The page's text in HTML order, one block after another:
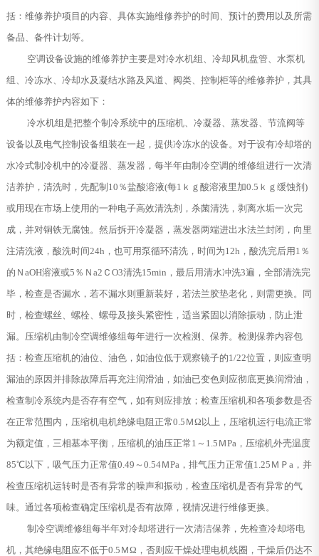
括：维修养护项目的内容、具体实施维修养护的时间、预计的费用以及所需
备品、备件计划等。
空调设备设施的维修养护主要是对冷水机组、冷却风机盘管、水泵机
组、冷冻水、冷却水及凝结水路及风道、阀类、控制柜等的维修养护，其具
体的维修养护内容如下：
冷水机组是把整个制冷系统中的压缩机、冷凝器、蒸发器、节流阀等
设备以及电气控制设备组装在一起，提供冷冻水的设备。对于设有冷却塔的
水冷式制冷机中的冷凝器、蒸发器，每半年由制冷空调的维修组进行一次清
洁养护，清洗时，先配制10％盐酸溶液(每1ｋｇ酸溶液里加0.5ｋｇ缓蚀剂)
或用现在市场上使用的一种电子高效清洗剂，杀菌清洗，剥离水垢一次完
成，并对铜铁无腐蚀。然后拆开冷凝器，蒸发器两端进出水法兰封闭，向里
注清洗液，酸洗时间24h，也可用泵循环清洗，时间为12h，酸洗完后用1％
的ＮaOH溶液或5％Ｎa2ＣO3清洗15min，最后用清水冲洗3遍，全部清洗完
毕，检查是否漏水，若不漏水则重新装好，若法兰胶垫老化，则需更换。同
时，检查螺丝、螺栓、螺母及接头紧密性，适当紧固以消除振动，防止泄
漏。压缩机由制冷空调维修组每年进行一次检测、保养。检测保养内容包
括：检查压缩机的油位、油色，如油位低于观察镜子的1/22位置，则应查明
漏油的原因并排除故障后再充注润滑油，如油已变色则应彻底更换润滑油，
检查制冷系统内是否存有空气，如有则应排放；检查压缩机和各项参数是否
在正常范围内，压缩机电机绝缘电阻正常0.5ＭΩ以上，压缩机运行电流正常
为额定值，三相基本平衡，压缩机的油压正常1～1.5ＭPa，压缩机外壳温度
85℃以下，吸气压力正常值0.49～0.54ＭPa，排气压力正常值1.25ＭＰa，并
检查压缩机运转时是否有异常的噪声和振动，检查压缩机是否有异常的气
味。通过各项检查确定压缩机是否有故障，视情况进行维修更换。
制冷空调维修组每半年对冷却塔进行一次清洁保养，先检查冷却塔电
机，其绝缘电阻应不低于0.5ＭΩ，否则应干燥处理电机线圈，干燥后仍达不